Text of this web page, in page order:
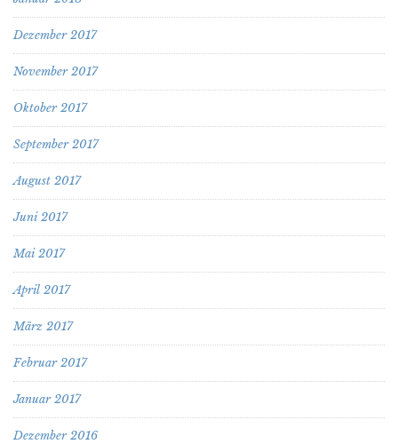
Dezember 2017
November 2017
Oktober 2017
September 2017
August 2017
Juni 2017
Mai 2017
April 2017
März 2017
Februar 2017
Januar 2017
Dezember 2016